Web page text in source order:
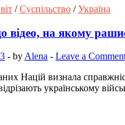
/Суспільство /Україна
на якому
- by Alena - Leave a
Націй визнала
українському